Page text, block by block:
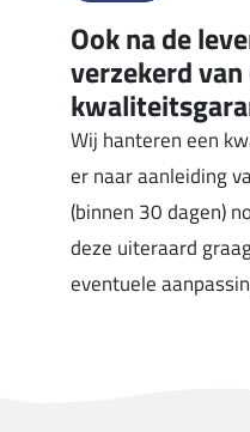
Ook na de
verzekerd
Wij hanteren een
er naar aanleiding
(binnen 30 dagen)
deze uiteraard
eventuele